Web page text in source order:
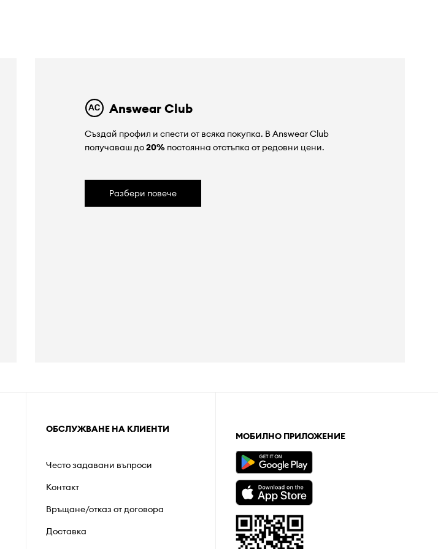
Answear Club
Създай профил и спести от всяка покупка. В Answear Club
получаваш до20%постоянна отстъпка от редовни цени.
Разбери повече
ОБСЛУЖВАНЕ НА КЛИЕНТИ
Често задавани въпроси
Контакт
Връщане/отказ от договора
Доставка
МОБИЛНО ПРИЛОЖЕНИЕ